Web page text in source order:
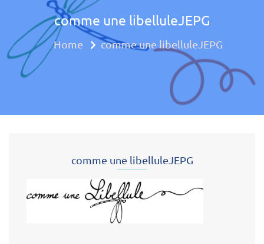
Approche
comme une libelluleJEPG
Home comme une libelluleJEPG
comme une libelluleJEPG